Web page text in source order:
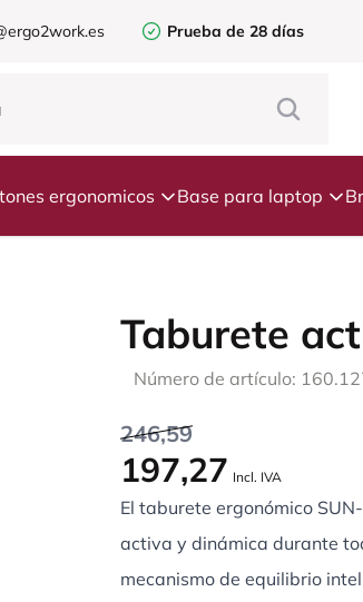
Prueba de 28 días
ergonomicos Base para laptop
Taburete
Número de artículo:
246,59
197,27 Incl. IVA
El taburete ergonómico
activa y dinámica durante
mecanismo de equilibrio